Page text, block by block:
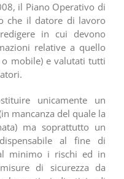
il Piano Operativo di
che il datore di lavoro
in cui devono
relative a quello
o mobile) e valutati tutti
unicamente un
mancanza del quale la
ma soprattutto un
al fine di
minimo i rischi ed in
di sicurezza da